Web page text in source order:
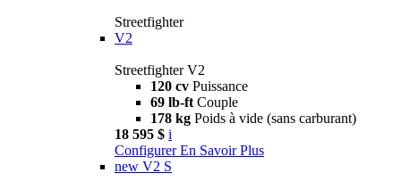
Streetfighter
V2
Streetfighter V2
120 cv Puissance
69 lb-ft Couple
178 kg Poids à vide (sans carburant)
18 595 $ i
Configurer En Savoir Plus
new V2 S